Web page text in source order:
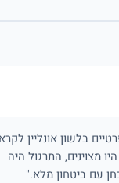
בלשון אונליין
מצוינים, התרגול היה
עם ביטחון מלא."